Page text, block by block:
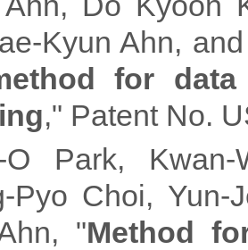
Kyun Ahn,
for
," Patent No.
O Park,
Pyo Choi,
"Method